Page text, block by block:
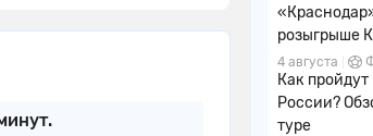
розыгрыше
4 августа
Как
России?
туре